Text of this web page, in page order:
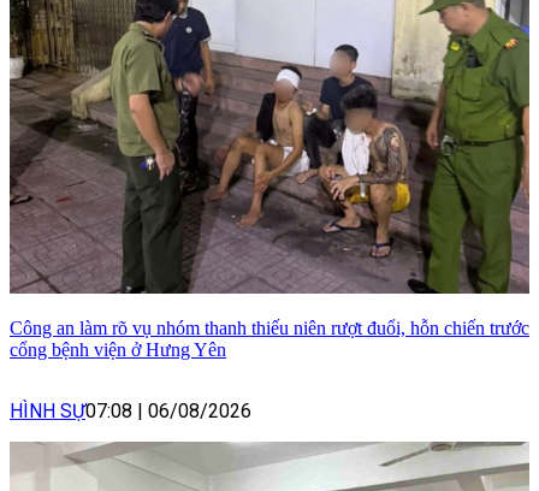
Công an làm rõ vụ nhóm thanh thiếu niên rượt đuổi, hỗn chiến trước
cổng bệnh viện ở Hưng Yên
HÌNH SỰ07:08 | 06/08/2026